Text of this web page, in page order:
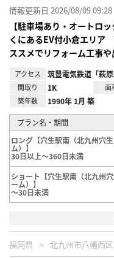
情報更新日 2026/08/09 09:28
【駐車場あり・オートロ
くにあるEV付小倉エリア
ススメでリフォーム工事
アクセス 筑豊電気鉄道「萩
間取り 1K 面
築年数 1990年 1月 築
プラン名・期間
ロング【穴生駅南（北九州穴
ム）】
30日以上～360日未満
ショート【穴生駅南（北九州
ーム）】
～30日未満
福岡県 北九州市八幡西区